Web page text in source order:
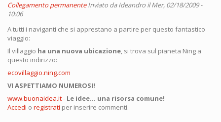
Collegamento permanente Inviato daIdeandro il Mer, 02/18/2009 -
10:06
A tutti i naviganti che si apprestano a partire per questo fantastico
viaggio:
Il villaggio ha una nuova ubicazione, si trova sul pianeta Ning a
questo indirizzo:
ecovillaggio.ning.com
VI ASPETTIAMO NUMEROSI!
www.buonaidea.it- Le idee... una risorsa comune!
Accedi o registrati per inserire commenti.